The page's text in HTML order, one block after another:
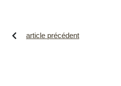
article précédent